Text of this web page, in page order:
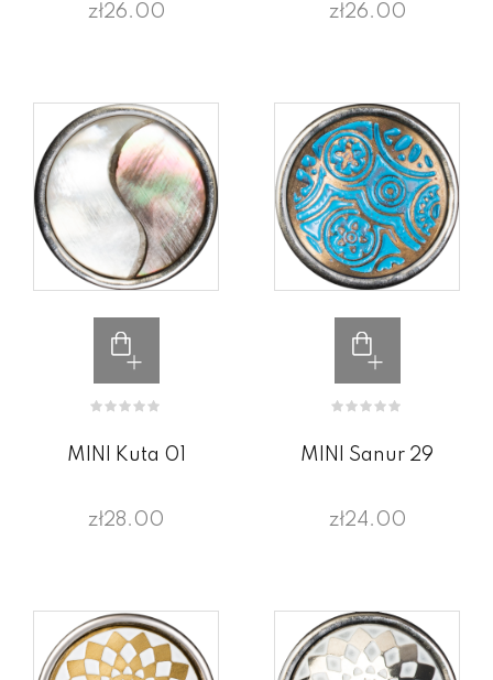
zł26.00 zł26.00
MINI Kuta 01
zł28.00
MINI Sanur 29
zł24.00